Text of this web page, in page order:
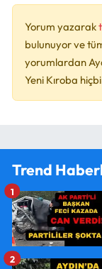
Yorum yazarak
bulunuyor ve
yorumlardan
Yeni Kıroba
Trend
1
2